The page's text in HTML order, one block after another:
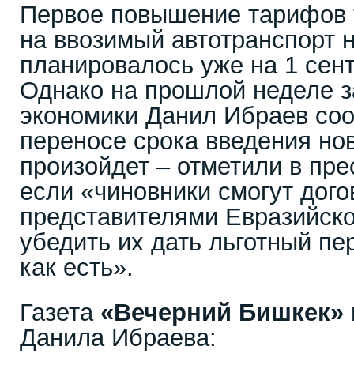
Первое повышение
на ввозимый автотранспорт
планировалось уже на 1
Однако на прошлой неделе
экономики Данил Ибраев
переносе срока введения
произойдет – отметили в
если «чиновники смогут
представителями
убедить их дать льготный
как есть».
Газета «Вечерний Бишкек»
Данила Ибраева: